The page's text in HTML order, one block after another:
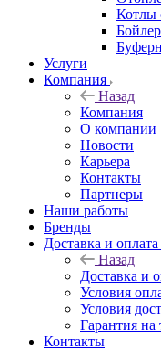
Котлы
Услуги
Компания
Назад
Компания
О компании
Новости
Карьера
Контакты
Партнеры
Наши работы
Бренды
Доставка и оплата
Назад
Доставка и
Условия
Условия
Гарантия на
Контакты